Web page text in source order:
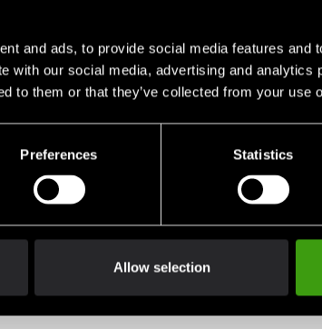
and ads, to provide social media features and
with our social media, advertising and analytics
to them or that they’ve collected from your use
Preferences Statistics
Allow selection